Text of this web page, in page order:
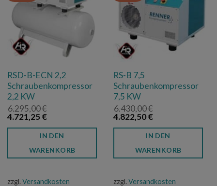
RSD-B-ECN 2,2
Schraubenkompressor
2,2 KW
6.295,00€
Ursprünglicher
6.295,00 €
4.721,25€Aktueller
ist:
4.721,25 €.
IN DEN
WARENKORB
zzgl. Versandkosten
RS-B 7,5
Schraubenkompressor
7,5 KW
6.430,00€
Ursprünglicher
6.430,00 €
4.822,50€Aktueller
ist:
4.822,50 €.
IN DEN
WARENKORB
zzgl. Versandkosten